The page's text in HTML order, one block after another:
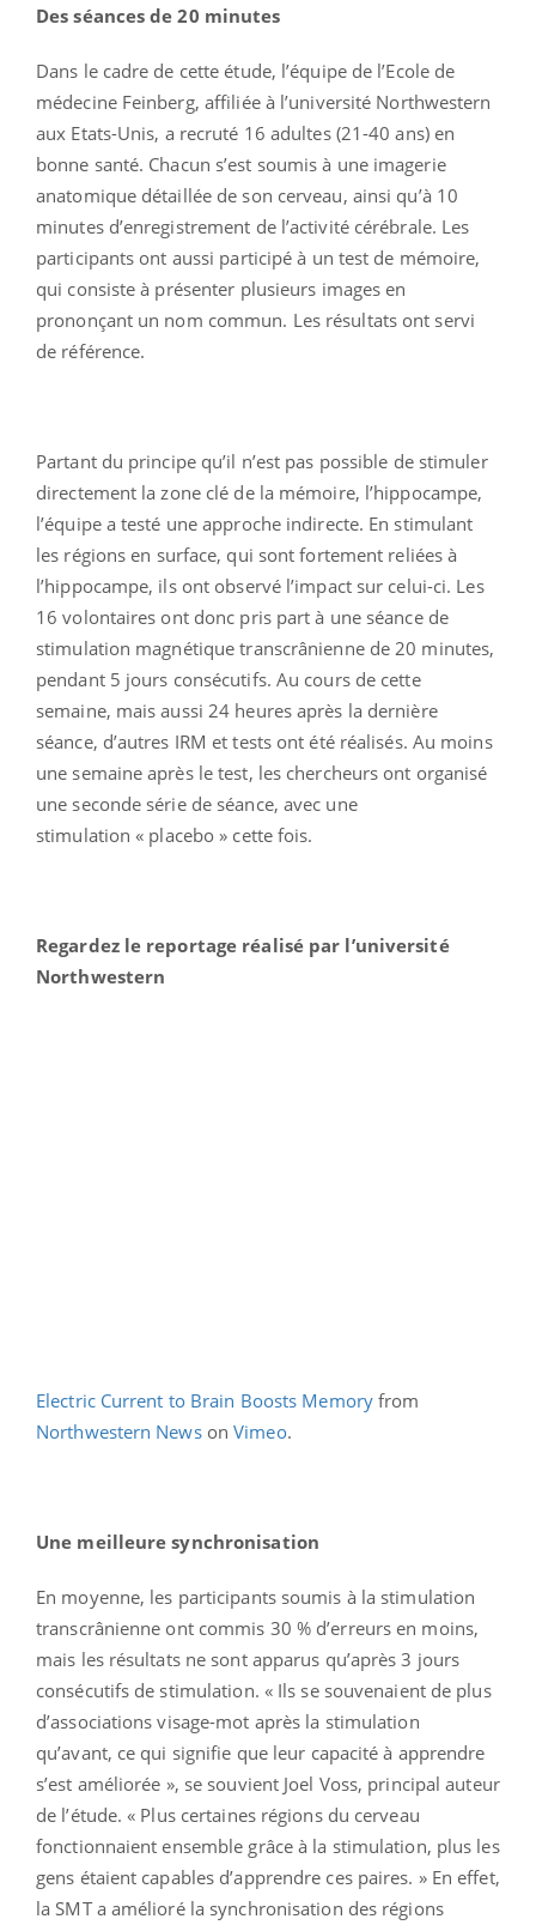
Des séances de 20 minutes
Dans le cadre de cette étude, l’équipe de l’Ecole de
médecine Feinberg, affiliée à l’université Northwestern
aux Etats-Unis, a recruté 16 adultes (21-40 ans) en
bonne santé. Chacun s’est soumis à une imagerie
anatomique détaillée de son cerveau, ainsi qu’à 10
minutes d’enregistrement de l’activité cérébrale. Les
participants ont aussi participé à un test de mémoire,
qui consiste à présenter plusieurs images en
prononçant un nom commun. Les résultats ont servi
de référence.
Partant du principe qu’il n’est pas possible de stimuler
directement la zone clé de la mémoire, l’hippocampe,
l’équipe a testé une approche indirecte. En stimulant
les régions en surface, qui sont fortement reliées à
l’hippocampe, ils ont observé l’impact sur celui-ci. Les
16 volontaires ont donc pris part à une séance de
stimulation magnétique transcrânienne de 20 minutes,
pendant 5 jours consécutifs. Au cours de cette
semaine, mais aussi 24 heures après la dernière
séance, d’autres IRM et tests ont été réalisés. Au moins
une semaine après le test, les chercheurs ont organisé
une seconde série de séance, avec une
stimulation « placebo » cette fois.
Regardez le reportage réalisé par l’université
Northwestern
Electric Current to Brain Boosts Memoryfrom
Northwestern NewsonVimeo.
Une meilleure synchronisation
En moyenne, les participants soumis à la stimulation
transcrânienne ont commis 30 % d’erreurs en moins,
mais les résultats ne sont apparus qu’après 3 jours
consécutifs de stimulation. « Ils se souvenaient de plus
d’associations visage-mot après la stimulation
qu’avant, ce qui signifie que leur capacité à apprendre
s’est améliorée », se souvient Joel Voss, principal auteur
de l’étude. « Plus certaines régions du cerveau
fonctionnaient ensemble grâce à la stimulation, plus les
gens étaient capables d’apprendre ces paires. » En effet,
la SMT a amélioré la synchronisation des régions